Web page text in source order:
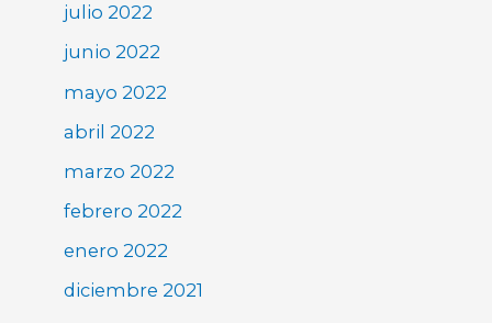
julio 2022
junio 2022
mayo 2022
abril 2022
marzo 2022
febrero 2022
enero 2022
diciembre 2021